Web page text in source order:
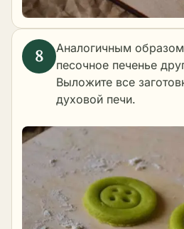
Аналогичным
песочное печенье
Выложите все
духовой печи.